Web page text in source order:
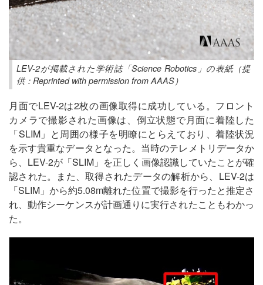
LEV-2が掲載された学術誌「Science Robotics」の表紙（提
供：Reprinted with permission from AAAS）
月面でLEV-2は2枚の画像取得に成功している。フロント
カメラで撮影された画像は、倒立状態で月面に着陸した
「SLIM」と周囲の様子を明瞭にとらえており、着陸状況
を示す貴重なデータとなった。当時のテレメトリデータか
ら、LEV-2が「SLIM」を正しく画像認識していたことが確
認された。また、取得されたデータの解析から、LEV-2は
「SLIM」から約5.08m離れた位置で撮影を行ったと推定さ
れ、動作シーケンスが計画通りに実行されたこともわかっ
た。